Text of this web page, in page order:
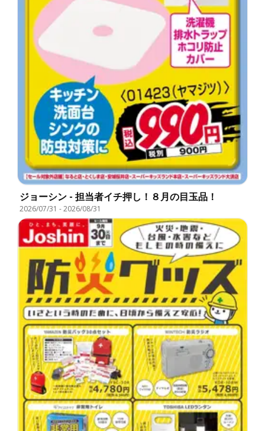
ジョーシン - 担当者イチ押し！８月の目玉品！
2026/07/31 -2026/08/31